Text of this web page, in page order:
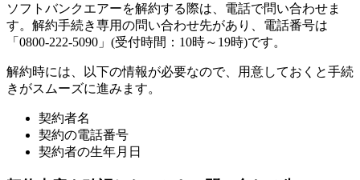
ソフトバンクエアーを解約する際は、電話で問い合わせま
す。解約手続き専用の問い合わせ先があり、電話番号は
「0800-222-5090」(受付時間：10時～19時)です。
解約時には、以下の情報が必要なので、用意しておくと手続
きがスムーズに進みます。
契約者名
契約の電話番号
契約者の生年月日